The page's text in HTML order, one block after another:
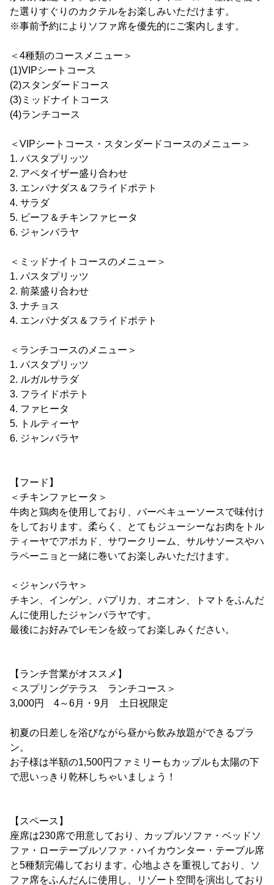
た選りすぐりのカクテルをお楽しみいただけます。
※事前予約によりソファ席を優先的にご案内します。
＜4種類のコースメニュー＞
(1)VIPシートコース
(2)スタンダードコース
(3)ミッドナイトコース
(4)ランチコース
＜VIPシートコース・スタンダードコースのメニュー＞
1. パスタプリッツ
2. アペタイザー盛り合わせ
3. エンパナダス＆フライドポテト
4. サラダ
5. ビーフ＆チキンファヒータ
6. ジャンバラヤ
＜ミッドナイトコースのメニュー＞
1. パスタプリッツ
2. 前菜盛り合わせ
3. ナチョス
4. エンパナダス＆フライドポテト
＜ランチコースのメニュー＞
1. パスタプリッツ
2. ルガルサラダ
3. フライドポテト
4. ファヒータ
5. トルティーヤ
6. ジャンバラヤ
【フード】
＜チキンファヒータ＞
牛肉と鶏肉を使用しており、バーベキューソースで味付け
をしております。柔らく、とてもジューシーなお肉をトル
ティーヤでアボカド、サワークリーム、サルサソースやハ
ラペーニョと一緒に巻いてお楽しみいただけます。
＜ジャンバラヤ＞
チキン、インゲン、パプリカ、オニオン、トマトをふんだ
んに使用したジャンバラヤです。
最後にお好みでレモンを絞ってお楽しみください。
【ランチ営業がオススメ】
＜スプリングテラス ランチコース＞
3,000円 4～6月・9月 土日祝限定
初夏の日差しを浴びながら昼から飲み放題ができるプラ
ン。
お子様は半額の1,500円ファミリーもカップルも太陽の下
で思いっきり乾杯しちゃいましょう！
【スペース】
座席は230席で用意しており、カップルソファ・ベッドソ
ファ・ローテーブルソファ・ハイカウンター・テーブル席
と5種類完備しております。心地よさを重視しており、ソ
ファ席をふんだんに使用し、リゾート空間を演出しており